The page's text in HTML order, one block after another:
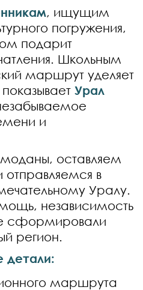
, ищущим
погружения,
подарит
Школьным
маршрут уделяет
Урал
и
оставляем
отправляемся в
Уралу.
независимость
сформировали
регион.
детали:
маршрута